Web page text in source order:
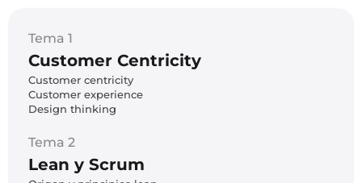
Tema 1
Customer Centricity
Customer centricity
Customer experience
Design thinking
Tema 2
Lean y Scrum